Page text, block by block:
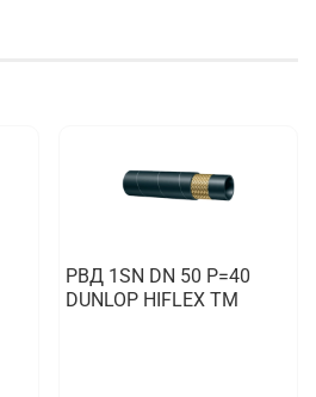
РВД 1SN DN 50 P=40
DUNLOP HIFLEX TM